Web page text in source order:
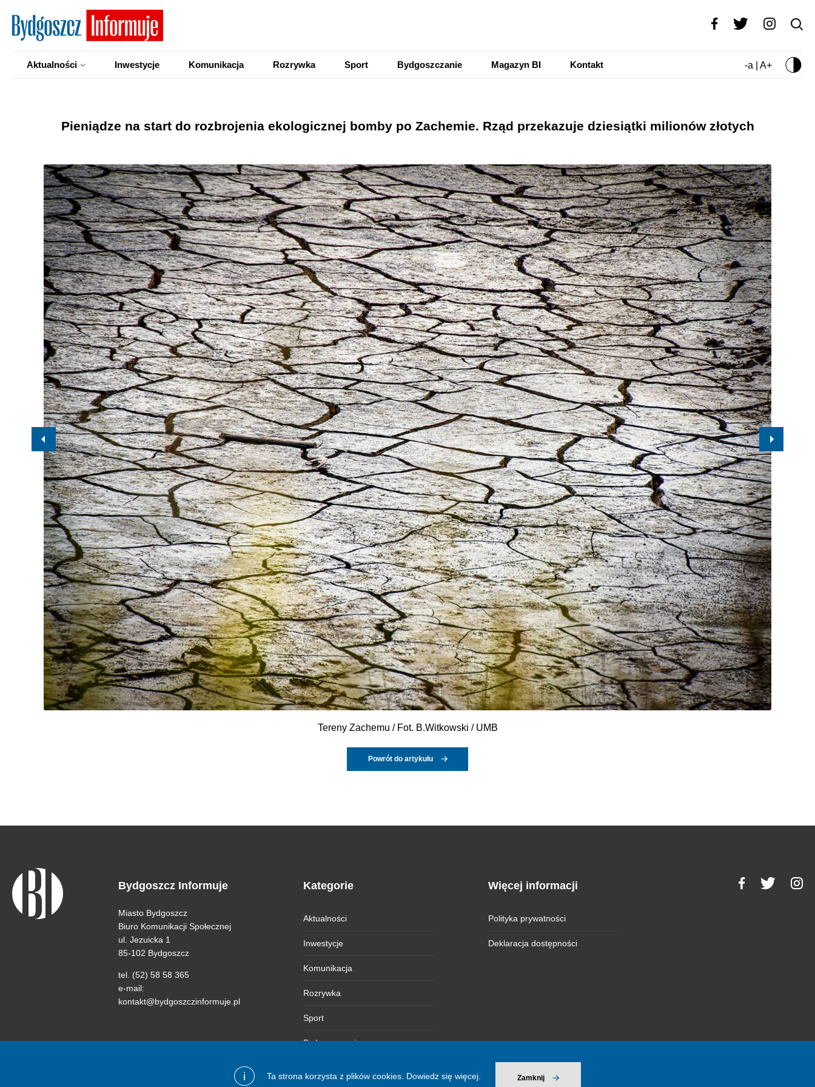
i Ta strona korzysta z plików cookies. Dowiedz się więcej. Zamknij
Aktualności Inwestycje Komunikacja Rozrywka Sport Bydgoszczanie Magazyn BI Kontakt -a | A+
Pieniądze na start do rozbrojenia ekologicznej bomby po Zachemie. Rząd przekazuje dziesiątki milionów złotych
Tereny Zachemu / Fot. B.Witkowski / UMB
Powrót do artykułu
Bydgoszcz Informuje
Miasto Bydgoszcz
Biuro Komunikacji Społecznej
ul. Jezuicka 1
85-102 Bydgoszcz
tel. (52) 58 58 365
e-mail:
kontakt@bydgoszczinformuje.pl
Kategorie
Aktualności
Inwestycje
Komunikacja
Rozrywka
Sport
Bydgoszczanie
Więcej informacji
Polityka prywatności
Deklaracja dostępności